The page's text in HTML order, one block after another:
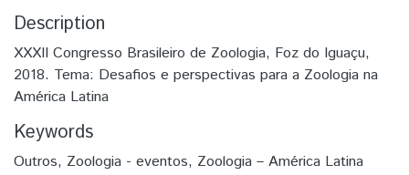
Description
XXXII Congresso Brasileiro de Zoologia, Foz do Iguaçu,
2018. Tema: Desafios e perspectivas para a Zoologia na
América Latina
Keywords
Outros, Zoologia - eventos, Zoologia – América Latina